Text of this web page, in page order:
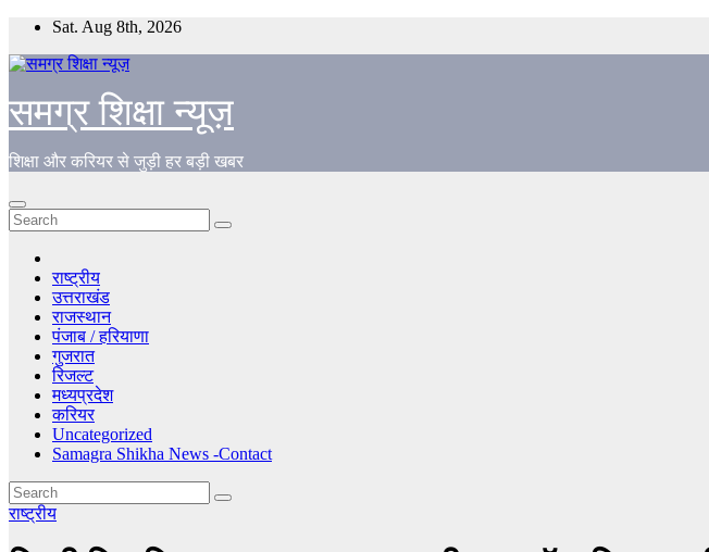
Skip
content
Sat. Aug 8th, 2026
समग्र शिक्षा न्यूज़
शिक्षा और करियर से जुड़ी हर बड़ी खबर
राष्ट्रीय
उत्तराखंड
राजस्थान
पंजाब / हरियाणा
गुजरात
रिजल्ट
मध्यप्रदेश
करियर
Uncategorized
Samagra Shikha News -Contact
राष्ट्रीय